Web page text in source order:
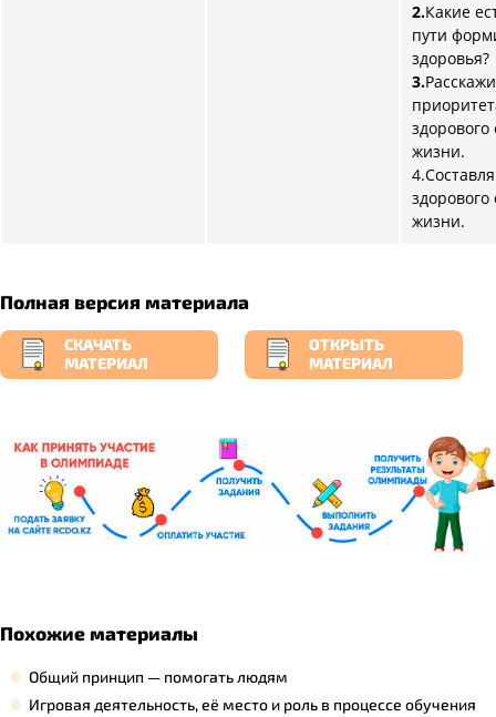
2.Какие
пути
здоровья?
3.
здорового
жизни.
здорового
жизни.
Полная версия материала
СКАЧАТЬ
МАТЕРИАЛ
ОТКРЫТЬ
МАТЕРИАЛ
Похожие материалы
Общий принцип — помогать людям
Игровая деятельность, её место и роль в процессе обучения